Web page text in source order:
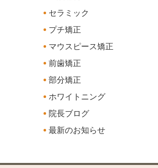
セラミック
プチ矯正
マウスピース矯正
前歯矯正
部分矯正
ホワイトニング
院長ブログ
最新のお知らせ